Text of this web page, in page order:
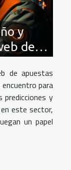
y
de
de apuestas
para
y
este sector,
un papel